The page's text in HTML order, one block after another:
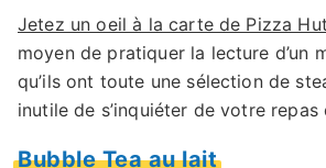
Jetez un oeil à la carte de Pizza
moyen de pratiquer la lecture d’un
qu’ils ont toute une sélection de
inutile de s’inquiéter de votre repas
Bubble Tea au lait